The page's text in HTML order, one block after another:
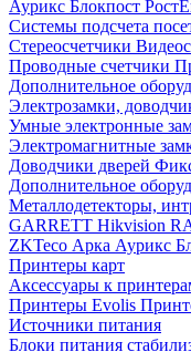
Аурикс Блокпост
Системы подсчета
Стереосчетчики
Проводные счетчики
Дополнительное
Электрозамки,
Умные электронные
Электромагнитные
Доводчики дверей
Дополнительное
Металлодетекторы,
GARRETT Hikvision
ZKTeco Арка Аурикс
Принтеры карт
Аксессуары к
Принтеры Evolis
Источники питания
Блоки питания